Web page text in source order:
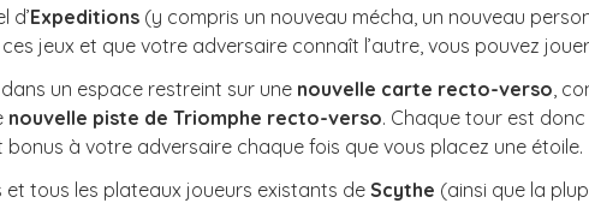
d’Expeditions (y compris un nouveau mécha, un nouveau
ces jeux et que votre adversaire connaît l’autre, vous pouvez
un espace restreint sur une nouvelle carte recto-verso ,
nouvelle piste de Triomphe recto-verso. Chaque tour est
à votre adversaire chaque fois que vous placez une étoile.
et tous les plateaux joueurs existants deScythe (ainsi que la